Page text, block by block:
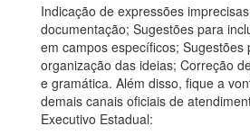
Indicação de expressões
documentação; Sugestões para
em campos específicos; Sugestões
organização das ideias; Correção
e gramática. Além disso, fique a
demais canais oficiais de
Executivo Estadual: